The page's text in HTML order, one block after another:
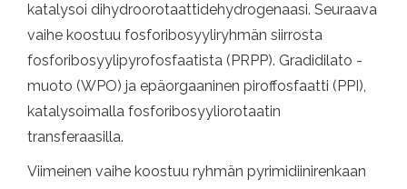
katalysoi dihydroorotaattidehydrogenaasi. Seuraava
vaihe koostuu fosforibosyyliryhmän siirrosta
fosforibosyylipyrofosfaatista (PRPP). Gradidilato -
muoto (WPO) ja epäorgaaninen piroffosfaatti (PPI),
katalysoimalla fosforibosyyliorotaatin
transferaasilla.
Viimeinen vaihe koostuu ryhmän pyrimidiinirenkaan